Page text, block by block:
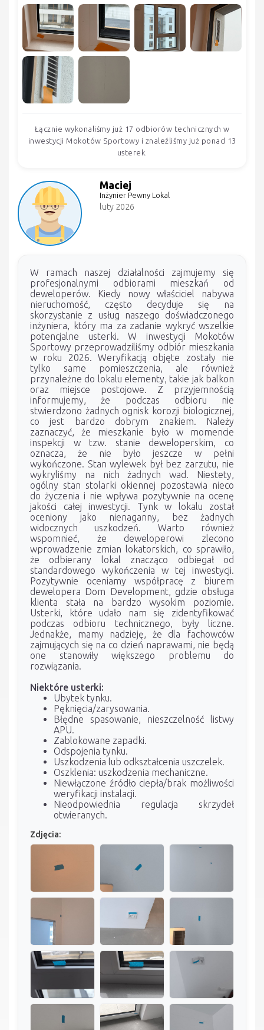
Łącznie wykonaliśmy już 17 odbiorów technicznych w
inwestycji Mokotów Sportowy i znaleźliśmy już ponad 13
usterek.
Maciej
Inżynier Pewny Lokal
luty 2026
W ramach naszej działalności zajmujemy się
profesjonalnymi odbiorami mieszkań od
deweloperów. Kiedy nowy właściciel nabywa
nieruchomość, często decyduje się na
skorzystanie z usług naszego doświadczonego
inżyniera, który ma za zadanie wykryć wszelkie
potencjalne usterki. W inwestycji Mokotów
Sportowy przeprowadziliśmy odbiór mieszkania
w roku 2026. Weryfikacją objęte zostały nie
tylko same pomieszczenia, ale również
przynależne do lokalu elementy, takie jak balkon
oraz miejsce postojowe. Z przyjemnością
informujemy, że podczas odbioru nie
stwierdzono żadnych ognisk korozji biologicznej,
co jest bardzo dobrym znakiem. Należy
zaznaczyć, że mieszkanie było w momencie
inspekcji w tzw. stanie deweloperskim, co
oznacza, że nie było jeszcze w pełni
wykończone. Stan wylewek był bez zarzutu, nie
wykryliśmy na nich żadnych wad. Niestety,
ogólny stan stolarki okiennej pozostawia nieco
do życzenia i nie wpływa pozytywnie na ocenę
jakości całej inwestycji. Tynk w lokalu został
oceniony jako nienaganny, bez żadnych
widocznych uszkodzeń. Warto również
wspomnieć, że deweloperowi zlecono
wprowadzenie zmian lokatorskich, co sprawiło,
że odbierany lokal znacząco odbiegał od
standardowego wykończenia w tej inwestycji.
Pozytywnie oceniamy współpracę z biurem
dewelopera Dom Development, gdzie obsługa
klienta stała na bardzo wysokim poziomie.
Usterki, które udało nam się zidentyfikować
podczas odbioru technicznego, były liczne.
Jednakże, mamy nadzieję, że dla fachowców
zajmujących się na co dzień naprawami, nie będą
one stanowiły większego problemu do
rozwiązania.
Niektóre usterki:
Ubytek tynku.
Pęknięcia/zarysowania.
Błędne spasowanie, nieszczelność listwy
APU.
Zablokowane zapadki.
Odspojenia tynku.
Uszkodzenia lub odkształcenia uszczelek.
Oszklenia: uszkodzenia mechaniczne.
Niewłączone źródło ciepła/brak możliwości
weryfikacji instalacji.
Nieodpowiednia regulacja skrzydeł
otwieranych.
Zdjęcia: